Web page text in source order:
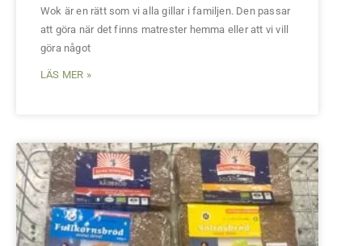
Wok är en rätt som vi alla gillar i familjen. Den passar
att göra när det finns matrester hemma eller att vi vill
göra något
LÄS MER »